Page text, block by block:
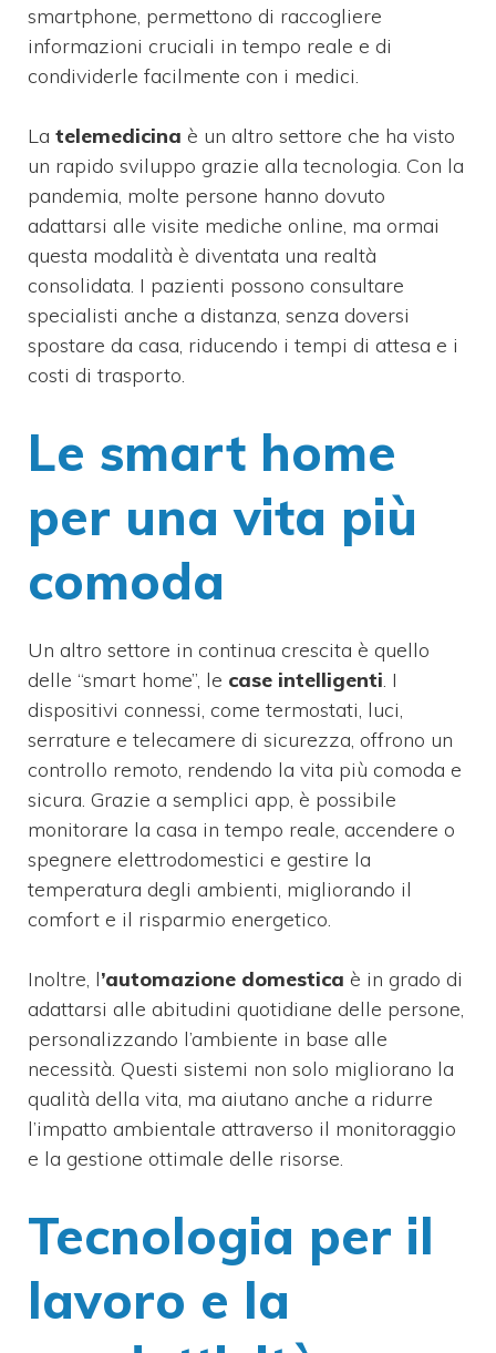
smartphone, permettono di raccogliere
informazioni cruciali in tempo reale e di
condividerle facilmente con i medici.
La telemedicina è un altro settore che ha visto
un rapido sviluppo grazie alla tecnologia. Con la
pandemia, molte persone hanno dovuto
adattarsi alle visite mediche online, ma ormai
questa modalità è diventata una realtà
consolidata. I pazienti possono consultare
specialisti anche a distanza, senza doversi
spostare da casa, riducendo i tempi di attesa e i
costi di trasporto.
Le smart home
per una vita più
comoda
Un altro settore in continua crescita è quello
delle “smart home”, le case intelligenti. I
dispositivi connessi, come termostati, luci,
serrature e telecamere di sicurezza, offrono un
controllo remoto, rendendo la vita più comoda e
sicura. Grazie a semplici app, è possibile
monitorare la casa in tempo reale, accendere o
spegnere elettrodomestici e gestire la
temperatura degli ambienti, migliorando il
comfort e il risparmio energetico.
Inoltre, l’automazione domestica è in grado di
adattarsi alle abitudini quotidiane delle persone,
personalizzando l’ambiente in base alle
necessità. Questi sistemi non solo migliorano la
qualità della vita, ma aiutano anche a ridurre
l’impatto ambientale attraverso il monitoraggio
e la gestione ottimale delle risorse.
Tecnologia per il
lavoro e la